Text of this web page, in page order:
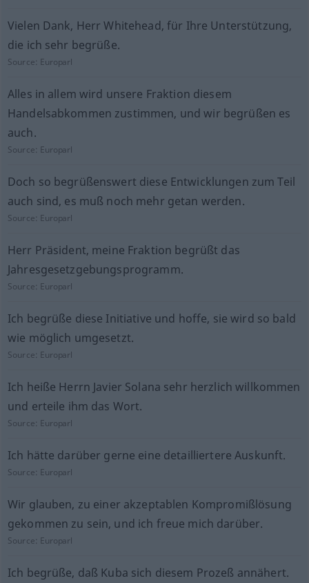
Vielen Dank, Herr Whitehead, für Ihre Unterstützung,
die ich sehr begrüße.
Source: Europarl
Alles in allem wird unsere Fraktion diesem
Handelsabkommen zustimmen, und wir begrüßen es
auch.
Source: Europarl
Doch so begrüßenswert diese Entwicklungen zum Teil
auch sind, es muß noch mehr getan werden.
Source: Europarl
Herr Präsident, meine Fraktion begrüßt das
Jahresgesetzgebungsprogramm.
Source: Europarl
Ich begrüße diese Initiative und hoffe, sie wird so bald
wie möglich umgesetzt.
Source: Europarl
Ich heiße Herrn Javier Solana sehr herzlich willkommen
und erteile ihm das Wort.
Source: Europarl
Ich hätte darüber gerne eine detailliertere Auskunft.
Source: Europarl
Wir glauben, zu einer akzeptablen Kompromißlösung
gekommen zu sein, und ich freue mich darüber.
Source: Europarl
Ich begrüße, daß Kuba sich diesem Prozeß annähert.